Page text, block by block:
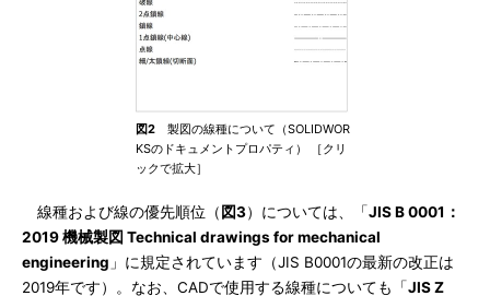
図2 製図の線種について（SOLIDWOR
KSのドキュメントプロパティ） ［クリ
ックで拡大］
線種および線の優先順位（ 図3）については、「JIS B 0001：
2019 機械製図 Technical drawings for mechanical
engineering 」に規定されています（JIS B0001の最新の改正は
2019年です）。なお、CADで使用する線種についても「JIS Z